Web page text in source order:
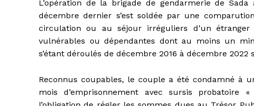
L’opération de la brigade de gendarmerie de
décembre dernier s’est soldée par une
circulation ou au séjour irréguliers d’un
vulnérables ou dépendantes dont au moins un
s’étant déroulés de décembre 2016 à décembre
Reconnus coupables, le couple a été condamné à
mois d’emprisonnement avec sursis probatoire